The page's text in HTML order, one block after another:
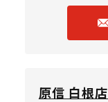
原信 白根